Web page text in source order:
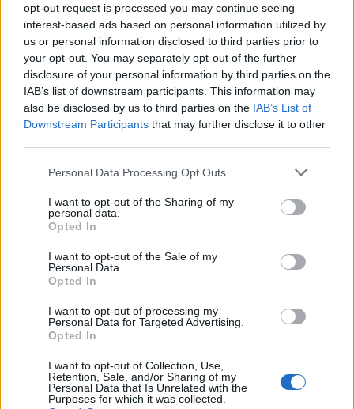
opt-out request is processed you may continue seeing
interest-based ads based on personal information utilized by
us or personal information disclosed to third parties prior to
your opt-out. You may separately opt-out of the further
disclosure of your personal information by third parties on the
IAB’s list of downstream participants. This information may
also be disclosed by us to third parties on the IAB’s List of
Downstream Participants that may further disclose it to other
Please note that this website/app uses one or more Google
not limited to your visit or usage behaviour. You may click to
grant or deny consent to Google and its third-party tags to
use your data for below specified purposes in below Google
consent section.
Personal Data Processing Opt Outs
I want to opt-out of the Sharing of my
personal data.
Opted In
I want to opt-out of the Sale of my
Personal Data.
Opted In
I want to opt-out of processing my
Personal Data for Targeted Advertising.
Opted In
I want to opt-out of Collection, Use,
Retention, Sale, and/or Sharing of my
Personal Data that Is Unrelated with the
Purposes for which it was collected.
Április végéig fut az HBO Mick Jagger és Martin
Scorsese nevével fémjelzett saját gyártású sorozata,
Bakelit, amelyben a közönség egy csőd ...
A rock and roll hőskorának dalai a
Bakelitben